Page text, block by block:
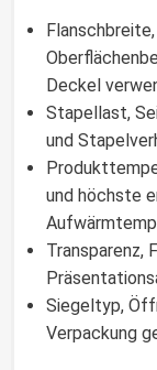
Deckel
Stapellast,
und
und höchste
Transparenz,
Siegeltyp,
Verpackung